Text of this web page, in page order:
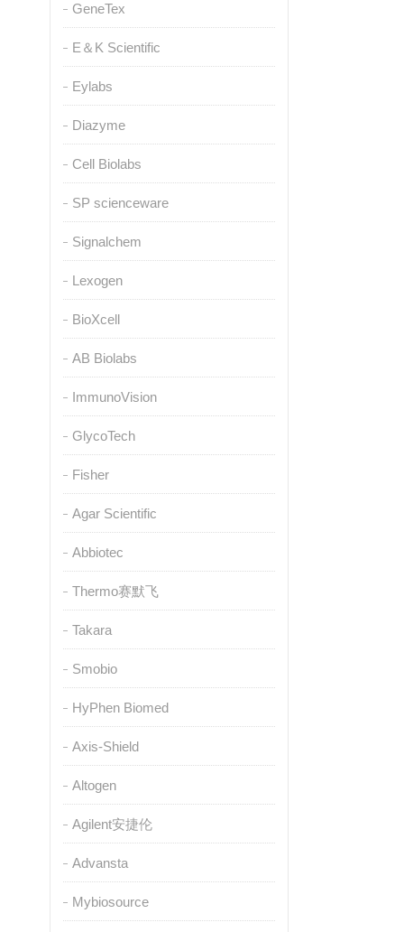
GeneTex
E＆K Scientific
Eylabs
Diazyme
Cell Biolabs
SP scienceware
Signalchem
Lexogen
BioXcell
AB Biolabs
ImmunoVision
GlycoTech
Fisher
Agar Scientific
Abbiotec
Thermo赛默飞
Takara
Smobio
HyPhen Biomed
Axis-Shield
Altogen
Agilent安捷伦
Advansta
Mybiosource